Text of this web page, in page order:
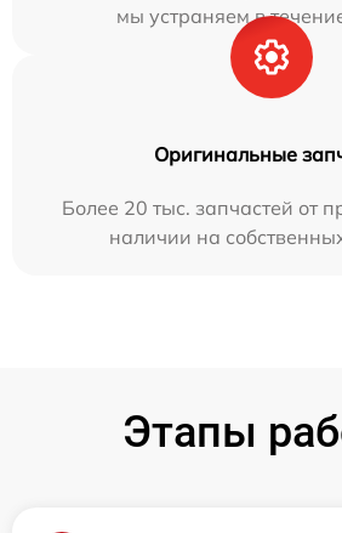
мы устраняем в
Оригинальные
Более 20 тыс. запчастей от
наличии на
Этапы